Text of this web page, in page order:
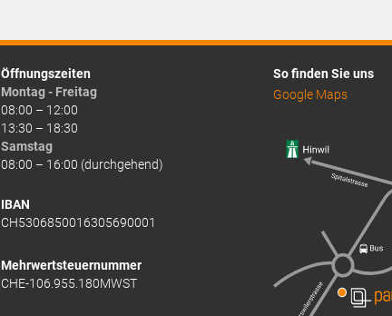
Öffnungszeiten
Montag - Freitag
08:00 – 12:00
13:30 – 18:30
Samstag
08:00 – 16:00 (durchgehend)
IBAN
CH5306850016305690001
Mehrwertsteuernummer
CHE-106.955.180MWST
So finden Sie uns
Google Maps